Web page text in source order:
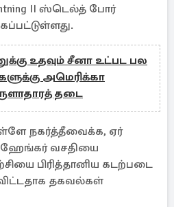
II ஸ்டெல்த் போர்
உதவும் சீனா உட்பட பல
அமெரிக்கா
தடை
நகர்த்தீவைக்க, ஏர்
ஹேங்கர் வசதியை
பிரித்தானிய கடற்படை
தகவல்கள்